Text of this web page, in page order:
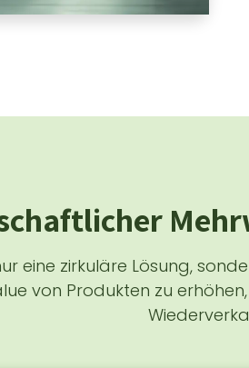
eine zirkuläre Lösung,
von Produkten zu